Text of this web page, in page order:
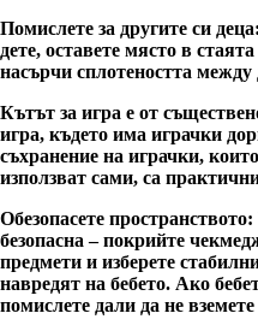
Помислете за другите си деца
дете, оставете място в
насърчи сплотеността между
Кътът за игра е от
игра, където има играчки
съхранение на играчки,
използват сами, са
Обезопасете пространството:
безопасна – покрийте
предмети и изберете
навредят на бебето. Ако
помислете дали да не